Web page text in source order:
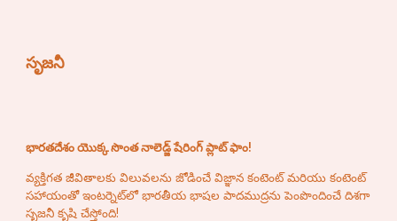
సృజనీ
భారతదేశం యొక్క సొంత నాలెడ్జ్ షేరింగ్ ప్లాట్ ఫాం!
వ్యక్తిగత జీవితాలకు విలువలను జోడించే విజ్ఞాన కంటెంట్ మరియు కంటెంట్
సహాయంతో ఇంటర్నెట్‌లో భారతీయ భాషల పాదముద్రను పెంపొందించే దిశగా
సృజనీ కృషి చేస్తోంది!